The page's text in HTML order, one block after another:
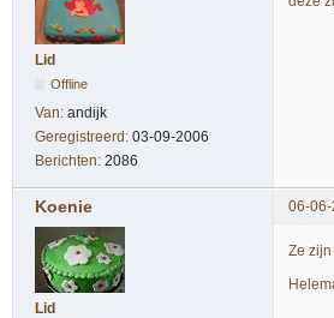
Lid
Offline
Van: andijk
Geregistreerd: 03-09-2006
Berichten: 2086
Koenie 06-
Lid
Ze